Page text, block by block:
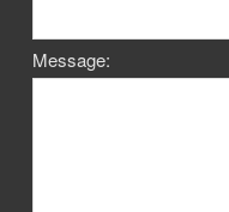
Message: